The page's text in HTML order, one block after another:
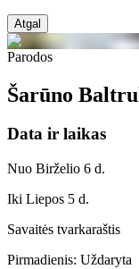
Atgal
Parodos
Šarūno
Data ir laikas
Nuo Birželio 6 d.
Iki Liepos 5 d.
Savaitės tvarkaraštis
Pirmadienis: Uždaryta